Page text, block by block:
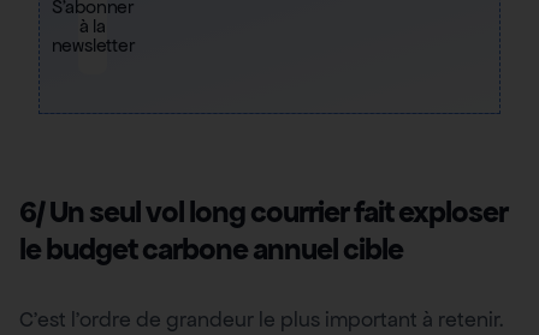
S'abonner
à la
newsletter
6/ Un seul vol long courrier fait exploser
le budget carbone annuel cible
C’est l’ordre de grandeur le plus important à retenir.